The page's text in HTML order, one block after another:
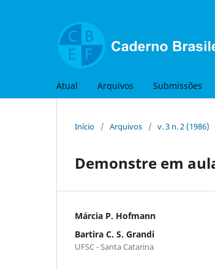
Atual Arquivos Submissões
Início / Arquivos / v. 3 n. 2 (1986)
Demonstre em
Márcia P. Hofmann
Bartira C. S. Grandi
UFSC - Santa Catarina